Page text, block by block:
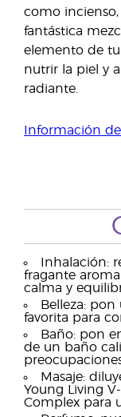
como
fantástica
elemento de
nutrir la piel y
radiante.
Información
Inhalación:
fragante
calma y
Belleza:
favorita para
Baño: pon
de un baño
Masaje:
Young Living
Complex para